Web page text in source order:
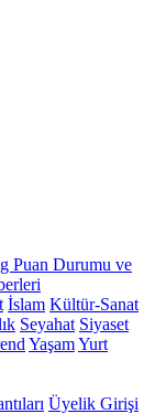
Puan Durumu ve
İslam Kültür-Sanat
Seyahat Siyaset
YaşamYurt
Üyelik Girişi